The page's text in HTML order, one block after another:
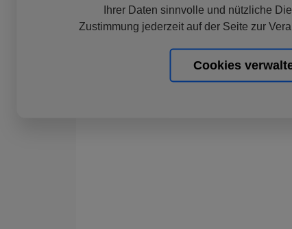
Ihrer Daten sinnvolle und nützliche
Zustimmung jederzeit auf der Seite zur
Cookies